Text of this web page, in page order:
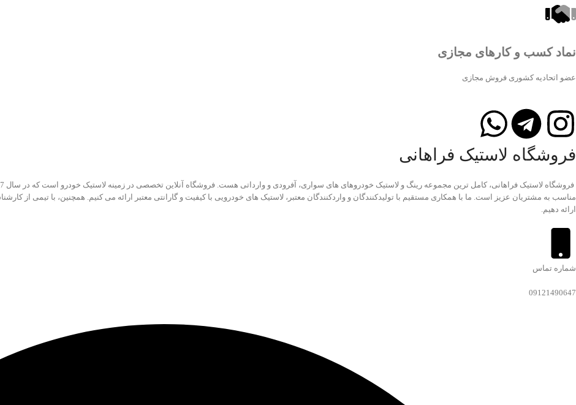
نماد کسب و کارهای مجازی
عضو اتحادیه کشوری فروش مجازی
فروشگاه لاستیک فراهانی
مناسب به مشتریان عزیز است. ما با همکاری مستقیم با تولیدکنندگان و واردکنندگان معتبر، لاستیک های خودرویی با کیفیت و گارانتی معتبر ارائه می کنیم. همچنین، با تیمی از
ارائه دهیم.
شماره تماس
09121490647